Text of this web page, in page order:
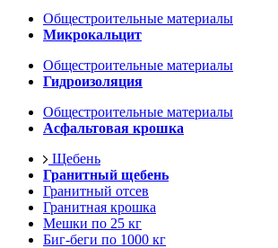
Общестроительные материалы
Микрокальцит
Общестроительные материалы
Гидроизоляция
Общестроительные материалы
Асфальтовая крошка
Щебень
Гранитный щебень
Гранитный отсев
Гранитная крошка
Мешки по 25 кг
Биг-беги по 1000 кг